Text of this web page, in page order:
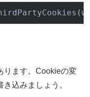
ります。Cookieの変
込みましょう。